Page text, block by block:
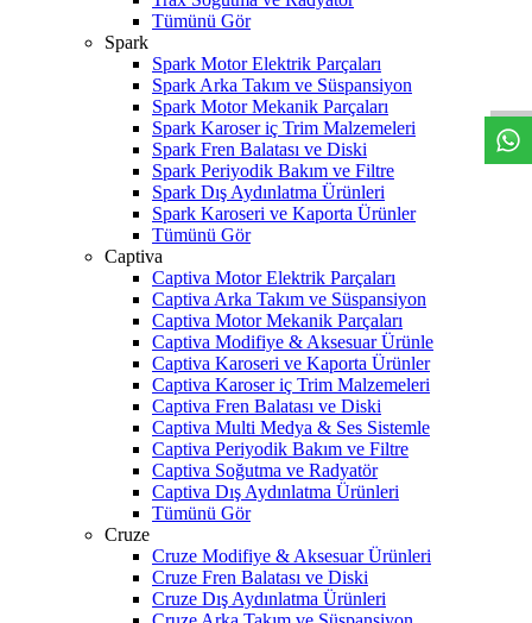
Tümünü Gör
Spark
Spark Motor Elektrik Parçaları
Spark Arka Takım ve Süspansiyon
Spark Motor Mekanik Parçaları
Spark Karoser iç Trim Malzemeleri
Spark Fren Balatası ve Diski
Spark Periyodik Bakım ve Filtre
Spark Dış Aydınlatma Ürünleri
Spark Karoseri ve Kaporta Ürünler
Tümünü Gör
Captiva
Captiva Motor Elektrik Parçaları
Captiva Arka Takım ve Süspansiyon
Captiva Motor Mekanik Parçaları
Captiva Modifiye & Aksesuar Ürünle
Captiva Karoseri ve Kaporta Ürünler
Captiva Karoser iç Trim Malzemeleri
Captiva Fren Balatası ve Diski
Captiva Multi Medya & Ses Sistemle
Captiva Periyodik Bakım ve Filtre
Captiva Soğutma ve Radyatör
Captiva Dış Aydınlatma Ürünleri
Tümünü Gör
Cruze
Cruze Modifiye & Aksesuar Ürünleri
Cruze Fren Balatası ve Diski
Cruze Dış Aydınlatma Ürünleri